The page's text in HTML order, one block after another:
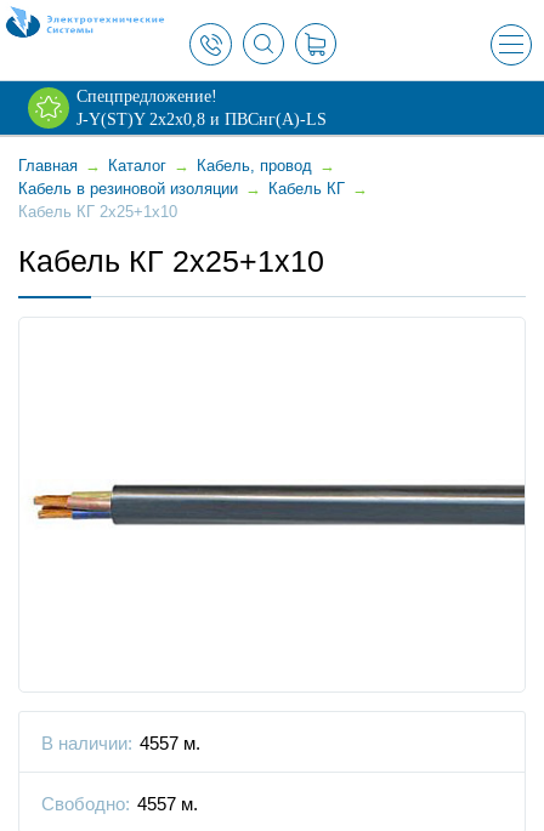
×
Спецпредложение!
J-Y(ST)Y 2х2х0,8 и ПВСнг(А)-LS
Главная → Каталог → Кабель, провод →
Кабель в резиновой изоляции → Кабель КГ →
Кабель КГ 2x25+1x10
Кабель КГ 2x25+1x10
В наличии: 4557 м.
Свободно: 4557 м.